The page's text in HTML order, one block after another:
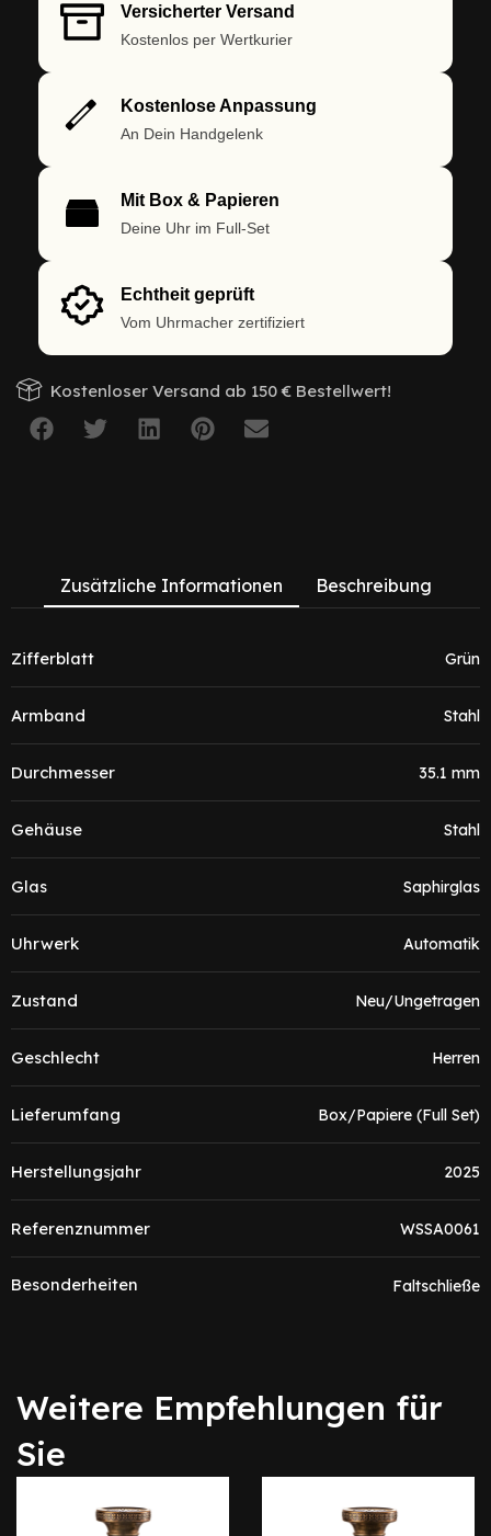
Versicherter Versand
Kostenlos per Wertkurier
Kostenlose Anpassung
An Dein Handgelenk
Mit Box & Papieren
Deine Uhr im Full-Set
Echtheit geprüft
Vom Uhrmacher zertifiziert
Kostenloser Versand ab 150 € Bestellwert!
Zusätzliche Informationen Beschreibung
Zifferblatt Grün
Armband Stahl
Durchmesser 35.1 mm
Gehäuse Stahl
Glas Saphirglas
Uhrwerk Automatik
Zustand Neu/Ungetragen
Geschlecht Herren
Lieferumfang Box/Papiere (Full Set)
Herstellungsjahr 2025
Referenznummer WSSA0061
Besonderheiten Faltschließe
Weitere Empfehlungen für
Sie